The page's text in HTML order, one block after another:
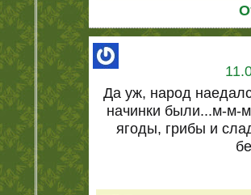
Да уж, народ
начинки были...м-м-
ягоды, грибы и